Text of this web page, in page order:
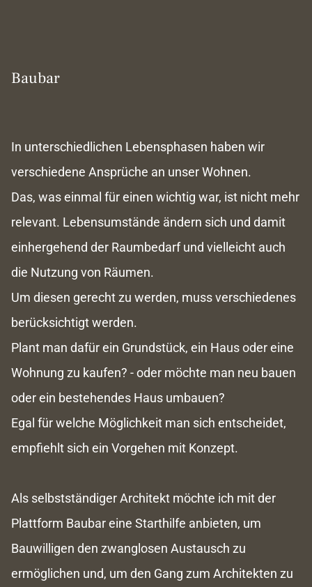
Baubar
In unterschiedlichen Lebensphasen haben wir
verschiedene Ansprüche an unser Wohnen.
Das, was einmal für einen wichtig war, ist nicht mehr
relevant. Lebensumstände ändern sich und damit
einhergehend der Raumbedarf und vielleicht auch
die Nutzung von Räumen.
Um diesen gerecht zu werden, muss verschiedenes
berücksichtigt werden.
Plant man dafür ein Grundstück, ein Haus oder eine
Wohnung zu kaufen? - oder möchte man neu bauen
oder ein bestehendes Haus umbauen?
Egal für welche Möglichkeit man sich entscheidet,
empfiehlt sich ein Vorgehen mit Konzept.
Als selbstständiger Architekt möchte ich mit der
Plattform Baubar eine Starthilfe anbieten, um
Bauwilligen den zwanglosen Austausch zu
ermöglichen und, um den Gang zum Architekten zu